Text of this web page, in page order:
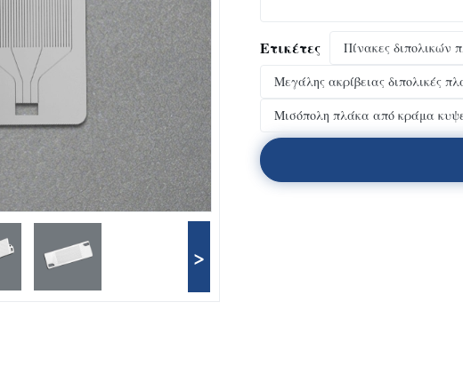
>
Ετικέτες
Πίνακες διπολικών
Μεγάλης ακρίβειας διπολικές
Μισόπολη πλάκα από κράμα